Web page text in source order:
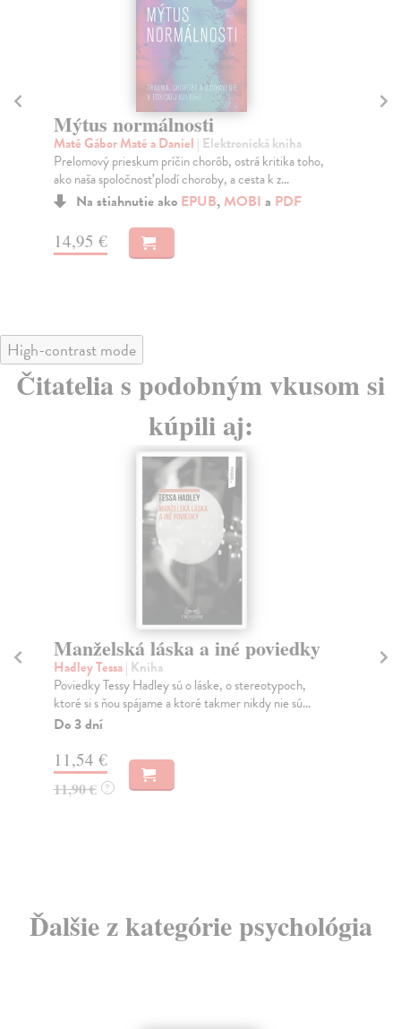
Mýtus normálnosti
Maté Gábor Maté a Daniel | Elektronická kniha
Prelomový prieskum príčin chorôb, ostrá kritika toho,
ako naša spoločnosť plodí choroby, a cesta k z...
Na stiahnutie ako EPUB, MOBI a PDF
14,95 €
High-contrast mode
Čitatelia s podobným vkusom si
kúpili aj:
Morálna revolúcia
Bregman Rutger
Renomovaný holandský historik a autor bestsellerov
Ľudskosť a Utópia pre realistov Rutger Bregman sa...
Na sklade
10,36 €
10,90 € ?
Ďalšie z kategórie psychológia